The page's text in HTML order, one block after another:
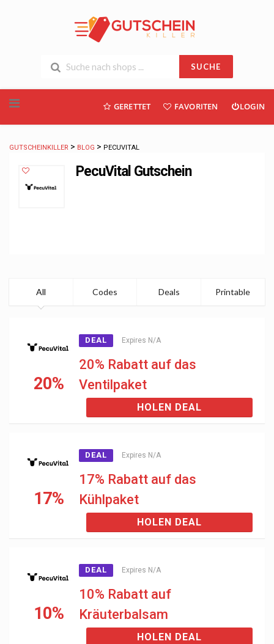
SUCHE
to
GERETTET FAVORITEN LOGIN
GUTSCHEINKILLER > BLOG > PECUVITAL
PecuVital Gutschein
All Codes Deals Printable
20%
DEAL Expires N/A
20% Rabatt auf das
Ventilpaket
HOLEN DEAL
17%
DEAL Expires N/A
17% Rabatt auf das
Kühlpaket
HOLEN DEAL
10%
DEAL Expires N/A
10% Rabatt auf
Kräuterbalsam
HOLEN DEAL